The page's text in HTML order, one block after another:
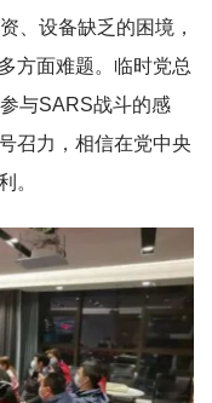
、设备缺乏的困境，
方面难题。临时党总
与SARS战斗的感
召力，相信在党中央
。